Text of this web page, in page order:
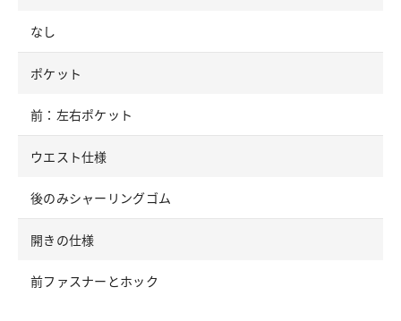
なし
ポケット
前：左右ポケット
ウエスト仕様
後のみシャーリングゴム
開きの仕様
前ファスナーとホック